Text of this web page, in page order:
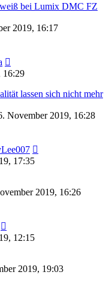
bei Lumix DMC FZ
2019, 16:17
16:29
lassen sich nicht mehr
November 2019, 16:28
17:35
2019, 16:26
12:15
2019, 19:03